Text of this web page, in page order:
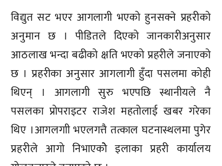
विद्युत सट भएर आगलागी भएको हुनसक्ने प्रहरीको
अनुमान छ । पीडितले दिएको जानकारीअनुसार
आठलाख भन्दा बढीको क्षति भएको प्रहरीले जनाएको
छ । प्रहरीका अनुसार आगलागी हुँदा पसलमा कोही
थिएन् । आगलागी सुरु भएपछि स्थानीयले नै
पसलका प्रोपराइटर राजेश महतोलाई खबर गरेका
थिए ।आगलगाी भएलगत्तै तत्काल घटनास्थलमा पुगेर
प्रहरीले आगो निभाएकोे इलाका प्रहरी कार्यालय